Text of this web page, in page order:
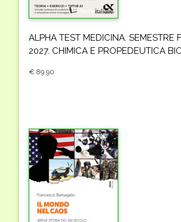
ALPHA TEST MEDICINA. SEMESTRE
2027. CHIMICA E PROPEDEUTICA
€ 89.90